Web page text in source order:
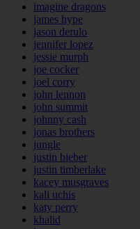
imagine dragons
james hype
jason derulo
jennifer lopez
jessie murph
joe cocker
joel corry
john lennon
john summit
johnny cash
jonas brothers
jungle
justin bieber
justin timberlake
kacey musgraves
kali uchis
katy perry
khalid